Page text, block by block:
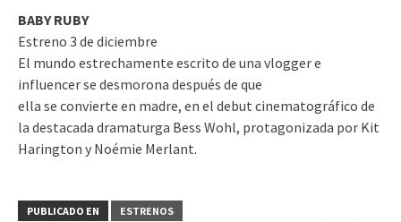
BABY RUBY
Estreno 3 de diciembre
El mundo estrechamente escrito de una vlogger e
influencer se desmorona después de que
ella se convierte en madre, en el debut cinematográfico de
la destacada dramaturga Bess Wohl, protagonizada por Kit
Harington y Noémie Merlant.
PUBLICADO EN
ESTRENOS